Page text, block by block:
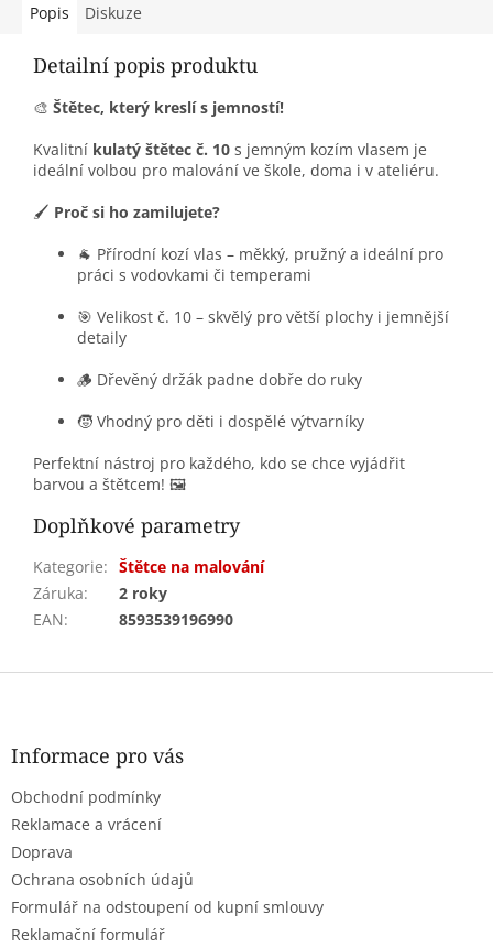
Popis Diskuze
Detailní popis produktu
🎨 Štětec, který kreslí s jemností!
Kvalitní kulatý štětec č. 10 s jemným kozím vlasem je
ideální volbou pro malování ve škole, doma i v ateliéru.
🖌️ Proč si ho zamilujete?
🐐 Přírodní kozí vlas – měkký, pružný a ideální pro
práci s vodovkami či temperami
🎯 Velikost č. 10 – skvělý pro větší plochy i jemnější
detaily
🪵 Dřevěný držák padne dobře do ruky
🧒 Vhodný pro děti i dospělé výtvarníky
Perfektní nástroj pro každého, kdo se chce vyjádřit
barvou a štětcem! 🖼️
Doplňkové parametry
Kategorie: Štětce na malování
Záruka:
2 roky
EAN: 8593539196990
Z
Informace pro vás
Obchodní podmínky
Reklamace a vrácení
Doprava
Ochrana osobních údajů
Formulář na odstoupení od kupní smlouvy
Reklamační formulář